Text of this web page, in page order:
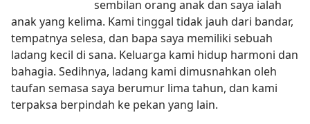
sembilan orang anak dan saya ialah
anak yang kelima. Kami tinggal tidak jauh dari bandar,
tempatnya selesa, dan bapa saya memiliki sebuah
ladang kecil di sana. Keluarga kami hidup harmoni dan
bahagia. Sedihnya, ladang kami dimusnahkan oleh
taufan semasa saya berumur lima tahun, dan kami
terpaksa berpindah ke pekan yang lain.